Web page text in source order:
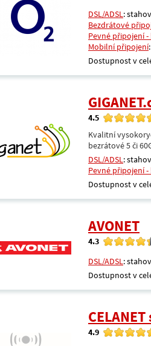
DSL/ADSL:
Bezdrátové
Pevné připojení
Mobilní připojení
Dostupnost v
4.5
Kvalitní
bezrátové 5 či
DSL/ADSL:
Pevné připojení
Dostupnost v
AVONET
4.3
DSL/ADSL:
Dostupnost v
4.9